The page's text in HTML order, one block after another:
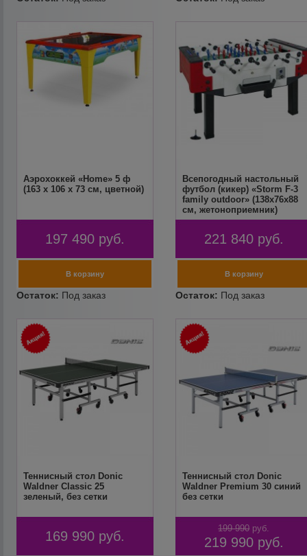
Аэрохоккей «Home» 5 ф
(163 х 106 х 73 см, цветной)
197 490 руб.
Всепогодный настольный
футбол (кикер) «Storm F-3
family outdoor» (138x76x88
см, жетоноприемник)
221 840 руб.
Теннисный стол Donic
Waldner Classic 25
зеленый, без сетки
169 990 руб.
Теннисный стол Donic
Waldner Premium 30 синий
без сетки
199 990 руб.
219 990 руб.